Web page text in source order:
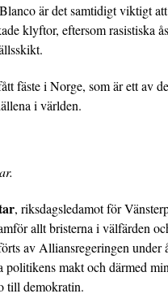
är det samtidigt viktigt
klyftor, eftersom rasistiska
fäste i Norge, som är ett av
i världen.
, riksdagsledamot för
allt bristerna i välfärden
av Alliansregeringen under
politikens makt och därmed
till demokratin.